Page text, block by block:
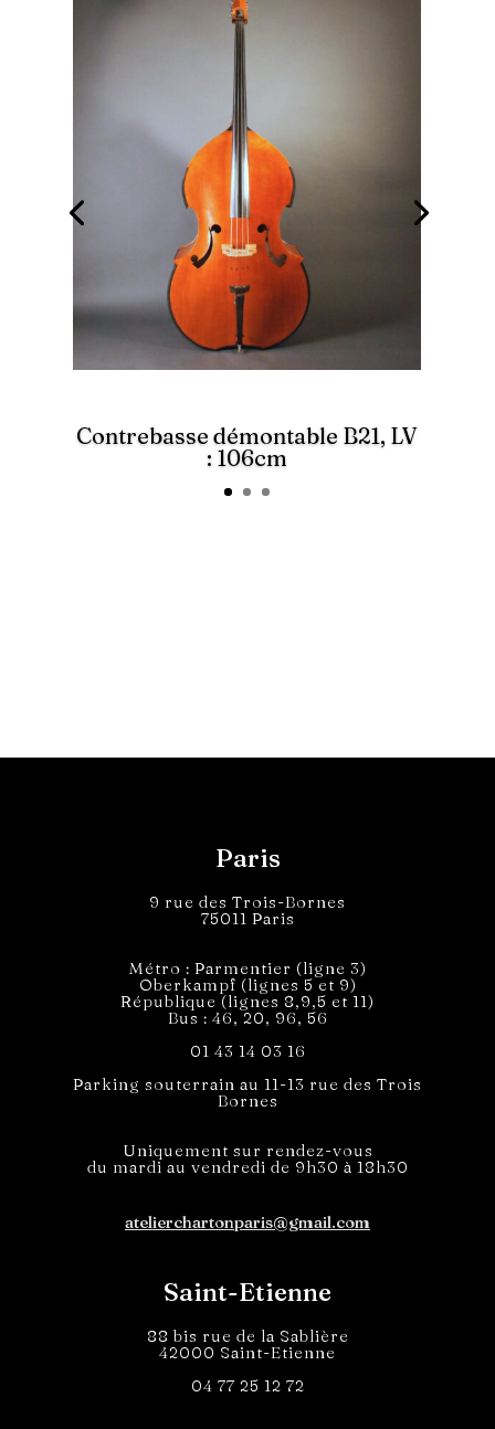
Contrebasse démontable B21, LV
: 106cm
Paris
9 rue des Trois-Bornes
75011 Paris
Métro : Parmentier (ligne 3)
Oberkampf (lignes 5 et 9)
République (lignes 8,9,5 et 11)
Bus : 46, 20, 96, 56
01 43 14 03 16
Parking souterrain au 11-13 rue des Trois
Bornes
Uniquement sur rendez-vous
du mardi au vendredi de 9h30 à 18h30
atelierchartonparis@gmail.com
Saint-Etienne
88 bis rue de la Sablière
42000 Saint-Etienne
04 77 25 12 72